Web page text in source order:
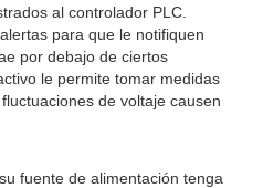
al controlador PLC.
para que le notifiquen
por debajo de ciertos
le permite tomar medidas
de voltaje causen
fuente de alimentación tenga